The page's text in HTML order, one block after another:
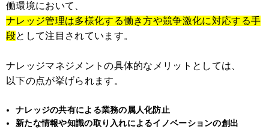
働環境において、
ナレッジ管理は多様化する働き方や競争激化に対応する手
段として注目されています。
ナレッジマネジメントの具体的なメリットとしては、
以下の点が挙げられます。
ナレッジの共有による業務の属人化防止
新たな情報や知識の取り入れによるイノベーションの創出